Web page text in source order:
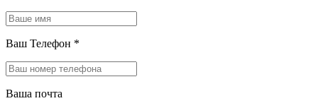
Ваш Телефон *
Ваша почта